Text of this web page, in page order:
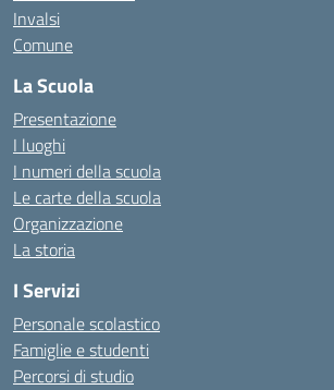
Invalsi
Comune
La Scuola
Presentazione
I luoghi
I numeri della scuola
Le carte della scuola
Organizzazione
La storia
I Servizi
Personale scolastico
Famiglie e studenti
Percorsi di studio